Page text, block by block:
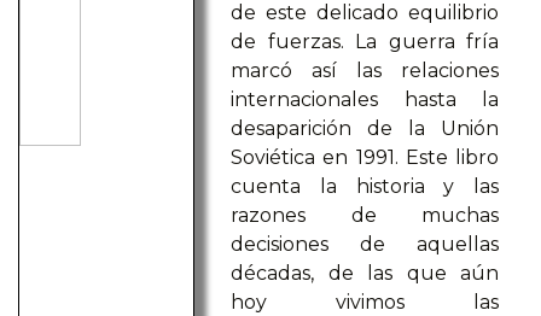
de este delicado equilibrio
de fuerzas. La guerra fría
marcó así las relaciones
internacionales hasta la
desaparición de la Unión
Soviética en 1991. Este libro
cuenta la historia y las
razones de muchas
decisiones de aquellas
décadas, de las que aún
hoy vivimos las